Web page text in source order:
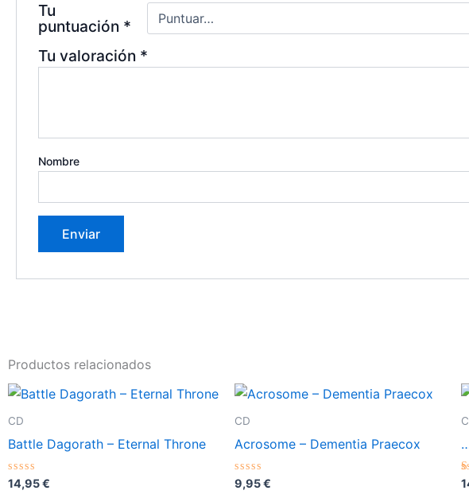
Tu
puntuación *
Tu valoración *
Nombre
Productos relacionados
CD
Battle Dagorath – Eternal Throne
Valorado
con
14,95€
CD
Acrosome – Dementia Praecox
Valorado
con
9,95€